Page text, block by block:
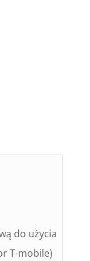
do użycia
T-mobile)